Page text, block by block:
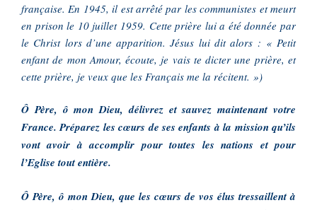
française. En 1945, il est arrêté par les communistes et meurt
en prison le 10 juillet 1959. Cette prière lui a été donnée par
le Christ lors d’une apparition. Jésus lui dit alors : « Petit
enfant de mon Amour, écoute, je vais te dicter une prière, et
cette prière, je veux que les Français me la récitent. »)
Ô Père, ô mon Dieu, délivrez et sauvez maintenant votre
France. Préparez les cœurs de ses enfants à la mission qu’ils
vont avoir à accomplir pour toutes les nations et pour
l’Eglise tout entière.
Ô Père, ô mon Dieu, que les cœurs de vos élus tressaillent à